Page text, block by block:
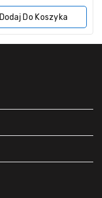
Dodaj Do Koszyka